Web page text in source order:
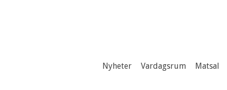
Nyheter Vardagsrum Matsal